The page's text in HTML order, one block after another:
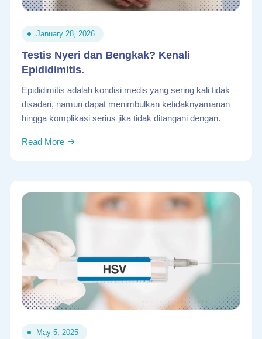
January 28, 2026
Testis Nyeri dan Bengkak? Kenali
Epididimitis.
Epididimitis adalah kondisi medis yang sering kali tidak
disadari, namun dapat menimbulkan ketidaknyamanan
hingga komplikasi serius jika tidak ditangani dengan.
Read More
May 5, 2025